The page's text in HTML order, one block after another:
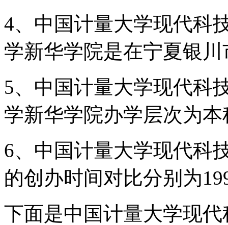
4、中国计量大学现代科
学新华学院是在宁夏银川
5、中国计量大学现代科
学新华学院办学层次为本
6、中国计量大学现代科
的创办时间对比分别为
下面是中国计量大学现